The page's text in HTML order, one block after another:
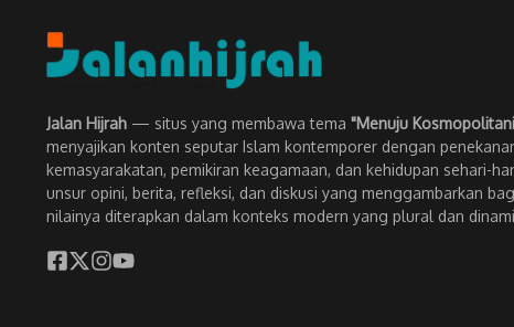
Jalan Hijrah — situs yang membawa tema "Menuju
menyajikan konten seputar Islam kontemporer dengan
kemasyarakatan, pemikiran keagamaan, dan kehidupan sehari-
unsur opini, berita, refleksi, dan diskusi yang menggambarkan
nilainya diterapkan dalam konteks modern yang plural dan